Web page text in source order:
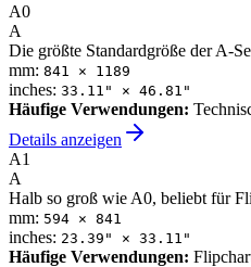
A0
A
Die größte Standardgröße der A-
mm: 841 × 1189
inches: 33.11 " × 46.81 "
Häufige Verwendungen:
Details anzeigen
A1
A
Halb so groß wie A0, beliebt für
mm: 594 × 841
inches: 23.39 " × 33.11 "
Häufige Verwendungen: